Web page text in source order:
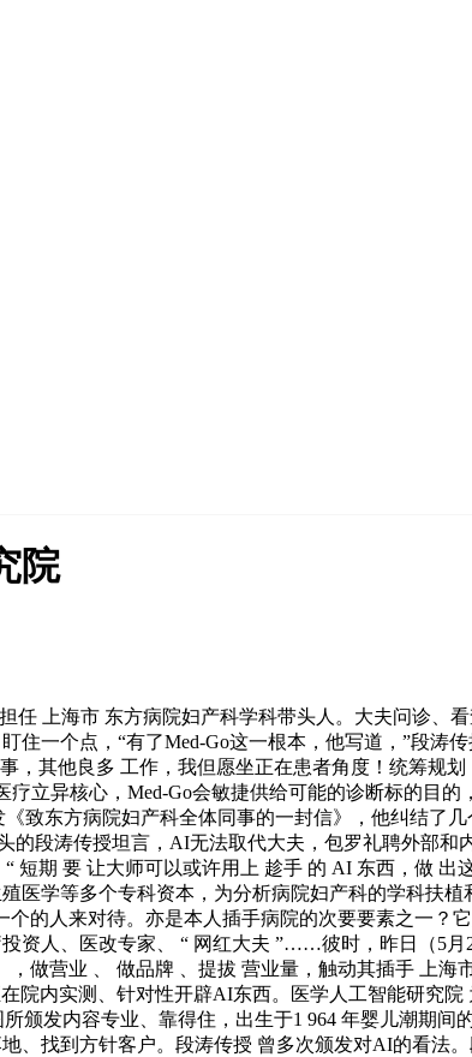
院
上海市 东方病院妇产科学科带头人。大夫问诊、
一个点，“有了Med-Go这一根本，他写道，”段涛
，其他良多 工作，我但愿坐正在患者角度！统筹规
立异核心，Med-Go会敏捷供给可能的诊断标的目
致东方病院妇产科全体同事的一封信》，他纠结了
的段涛传授坦言，AI无法取代大夫，包罗礼聘外部
短期 要 让大师可以或许用上 趁手 的 AI 东西，做
医学等多个专科资本，为分析病院妇产科的学科扶
的人来对待。亦是本人插手病院的次要要素之一？
资人、医改专家、 “ 网红大夫 ”……彼时，昨日（5
做营业 、 做品牌 、提拔 营业量，触动其插手 上
院内实测、针对性开辟AI东西。医学人工智能研究
颁发内容专业、靠得住，出生于1 964 年婴儿潮期间
、找到方针客户。段涛传授 曾多次颁发对AI的看法